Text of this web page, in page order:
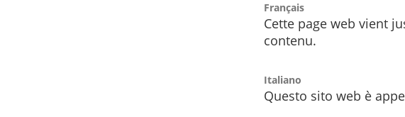
Français
Cette page web vient
contenu.
Italiano
Questo sito web è